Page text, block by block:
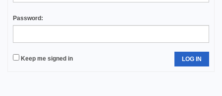
Password:
Keep me signed in LOG IN